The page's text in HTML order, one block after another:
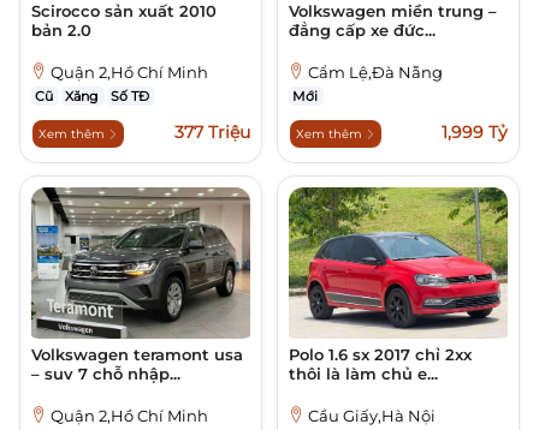
Scirocco sản xuất 2010
bản 2.0
Quận 2,Hồ Chí Minh
Cũ Xăng Số TĐ
Xem thêm 377 Triệu
Volkswagen miền trung –
đẳng cấp xe đức...
Cẩm Lệ,Đà Nẵng
Mới
Xem thêm 1,999 Tỷ
Volkswagen teramont usa
– suv 7 chỗ nhập...
Quận 2,Hồ Chí Minh
Polo 1.6 sx 2017 chỉ 2xx
thôi là làm chủ e...
Cầu Giấy,Hà Nội